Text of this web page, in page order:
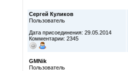
Сергей Куликов
Пользователь
Дата присоединения: 29.05.2014
Комментарии: 2345
GMNik
Пользователь